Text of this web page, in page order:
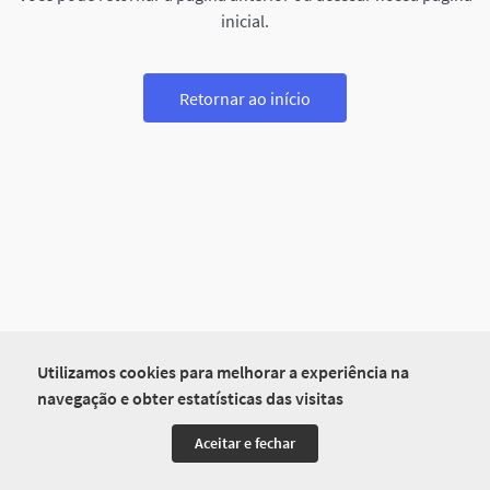
Utilizamos cookies para melhorar a experiência na
navegação e obter estatísticas das visitas
Aceitar e fechar
inicial.
Retornar ao início